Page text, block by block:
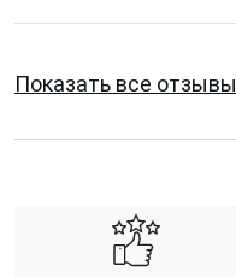
Показать все отзывы